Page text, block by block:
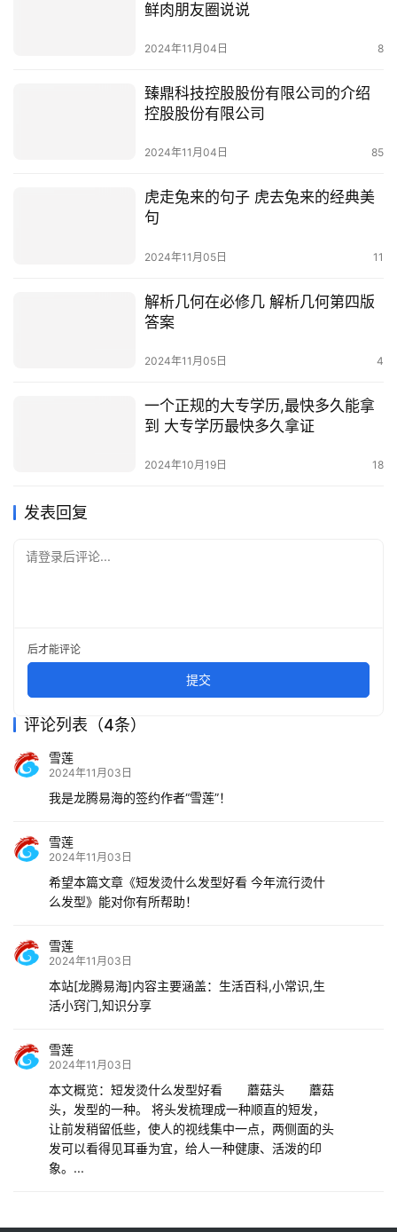
鲜肉朋友圈说说
2024年11月04日 8
臻鼎科技控股股份有限公司的介绍
控股股份有限公司
2024年11月04日 85
虎走兔来的句子 虎去兔来的经典美
句
2024年11月05日 11
解析几何在必修几 解析几何第四版
答案
2024年11月05日 4
一个正规的大专学历,最快多久能拿
到 大专学历最快多久拿证
2024年10月19日 18
发表回复
请登录后评论...
后才能评论
提交
评论列表（4条）
雪莲
2024年11月03日
我是龙腾易海的签约作者“雪莲”！
雪莲
2024年11月03日
希望本篇文章《短发烫什么发型好看 今年流行烫什
么发型》能对你有所帮助！
雪莲
2024年11月03日
本站[龙腾易海]内容主要涵盖：生活百科,小常识,生
活小窍门,知识分享
雪莲
2024年11月03日
本文概览：短发烫什么发型好看 蘑菇头 蘑菇
头，发型的一种。 将头发梳理成一种顺直的短发，
让前发稍留低些，使人的视线集中一点，两侧面的头
发可以看得见耳垂为宜，给人一种健康、活泼的印
象。...